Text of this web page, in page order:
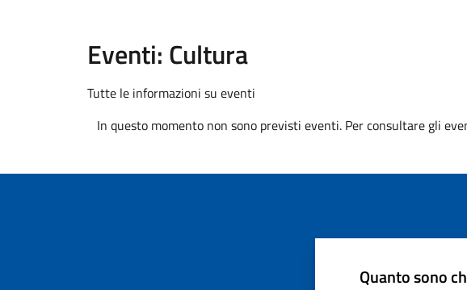
Eventi: Cultura
Tutte le informazioni su eventi
In questo momento non sono previsti eventi. Per consultare gli
Quanto sono